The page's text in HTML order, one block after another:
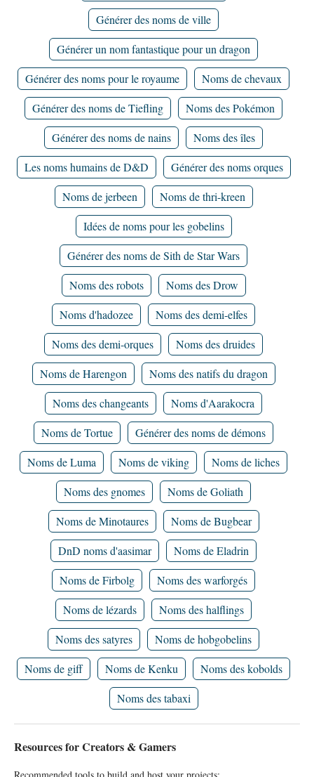
Générer des noms de ville
Générer un nom fantastique pour un dragon
Générer des noms pour le royaume
Noms de chevaux
Générer des noms de Tiefling
Noms des Pokémon
Générer des noms de nains
Noms des îles
Les noms humains de D&D
Générer des noms orques
Noms de jerbeen
Noms de thri-kreen
Idées de noms pour les gobelins
Générer des noms de Sith de Star Wars
Noms des robots
Noms des Drow
Noms d'hadozee
Noms des demi-elfes
Noms des demi-orques
Noms des druides
Noms de Harengon
Noms des natifs du dragon
Noms des changeants
Noms d'Aarakocra
Noms de Tortue
Générer des noms de démons
Noms de Luma
Noms de viking
Noms de liches
Noms des gnomes
Noms de Goliath
Noms de Minotaures
Noms de Bugbear
DnD noms d'aasimar
Noms de Eladrin
Noms de Firbolg
Noms des warforgés
Noms de lézards
Noms des halflings
Noms des satyres
Noms de hobgobelins
Noms de giff
Noms de Kenku
Noms des kobolds
Noms des tabaxi
Resources for Creators & Gamers